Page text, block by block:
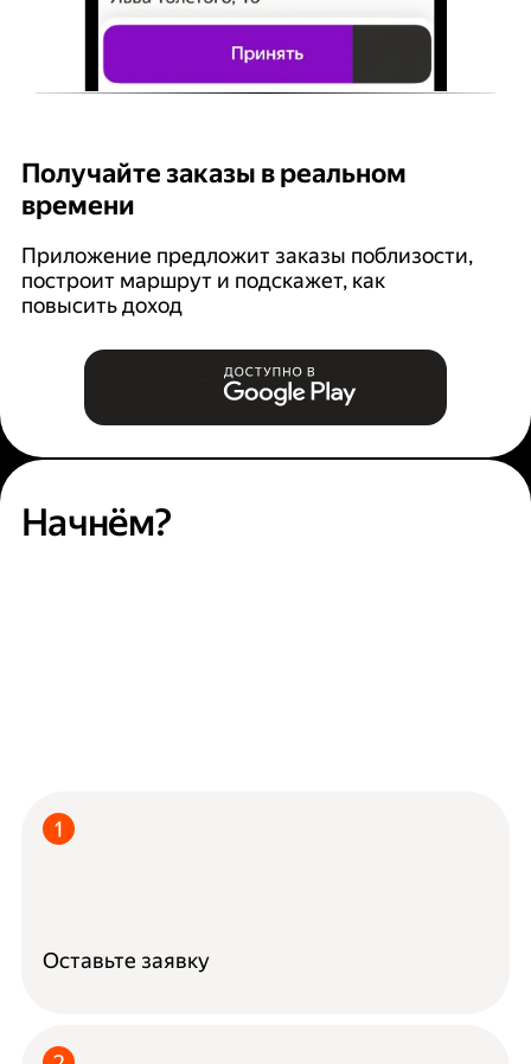
Получайте заказы в реальном
времени
Приложение предложит заказы поблизости,
построит маршрут и подскажет, как
повысить доход
Начнём?
Оставьте заявку